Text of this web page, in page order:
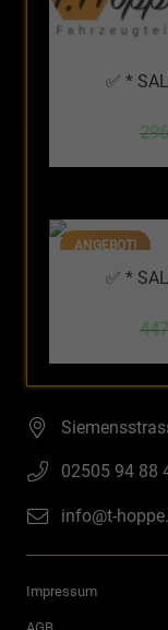
✅ *
ANGEBOT!
✅ *
02505 94 88
info@t-
Impressum